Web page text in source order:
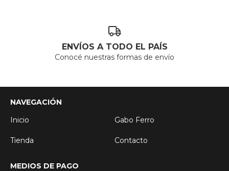
ENVÍOS A TODO EL PAÍS
Conocé nuestras formas de envío
NAVEGACIÓN
Inicio
Gabo Ferro
Tienda Contacto
MEDIOS DE PAGO